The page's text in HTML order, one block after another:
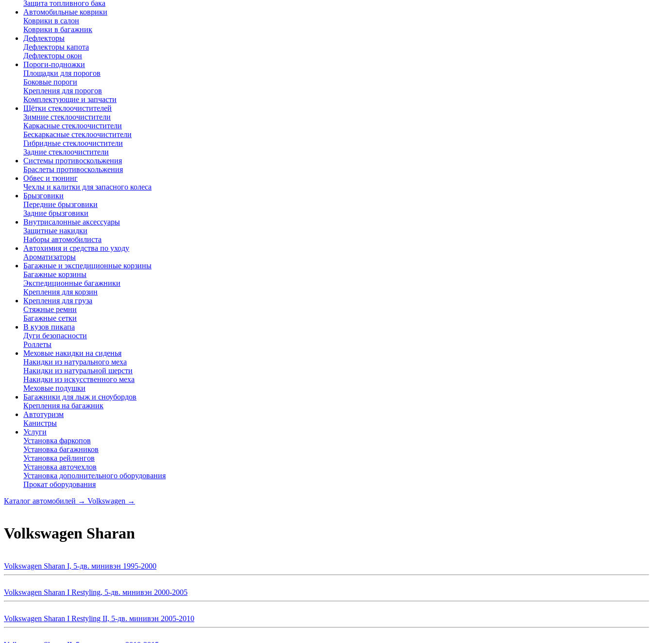
Защита топливного бака
Автомобильные коврики
Коврики в салон
Коврики в багажник
Дефлекторы
Дефлекторы капота
Дефлекторы окон
Пороги-подножки
Площадки для порогов
Боковые пороги
Крепления для порогов
Комплектующие и запчасти
Щётки стеклоочистителей
Зимние стеклоочистители
Каркасные стеклоочистители
Бескаркасные стеклоочистители
Гибридные стеклоочистители
Задние стеклоочистители
Системы противоскольжения
Браслеты противоскольжения
Обвес и тюнинг
Чехлы и калитки для запасного колеса
Брызговики
Передние брызговики
Задние брызговики
Внутрисалонные аксессуары
Защитные накидки
Наборы автомобилиста
Автохимия и средства по уходу
Ароматизаторы
Багажные и экспедиционные корзины
Багажные корзины
Экспедиционные багажники
Крепления для корзин
Крепления для груза
Стяжные ремни
Багажные сетки
В кузов пикапа
Дуги безопасности
Роллеты
Меховые накидки на сиденья
Накидки из натурального меха
Накидки из натуральной шерсти
Накидки из искусственного меха
Меховые подушки
Багажники для лыж и сноубордов
Крепления на багажник
Автотуризм
Канистры
Услуги
Установка фаркопов
Установка багажников
Установка рейлингов
Установка авточехлов
Установка дополнительного оборудования
Прокат оборудования
Каталог автомобилей → Volkswagen →
Volkswagen Sharan
Volkswagen Sharan I, 5-дв. минивэн 1995-2000
Volkswagen Sharan I Restyling, 5-дв. минивэн 2000-2005
Volkswagen Sharan I Restyling II, 5-дв. минивэн 2005-2010